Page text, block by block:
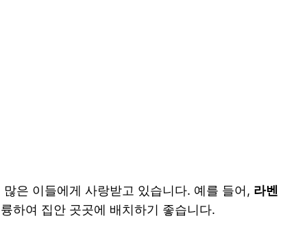
은 이들에게 사랑받고 있습니다. 예를 들어, 라벤
하여 집안 곳곳에 배치하기 좋습니다.